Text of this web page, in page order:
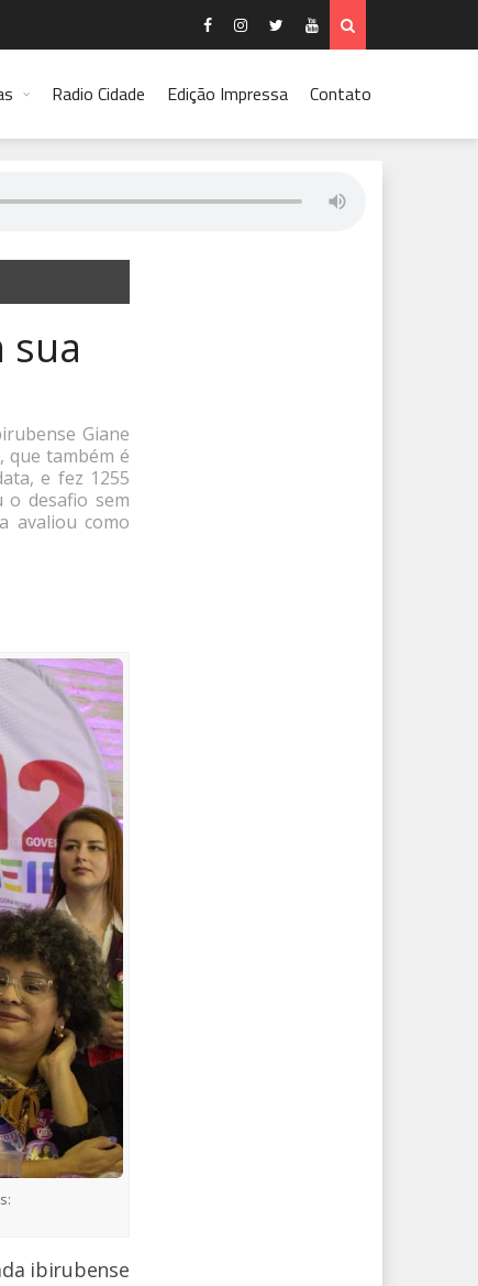
Radio Cidade Edição Impressa Contato
sua
Giane
que também é
e fez 1255
o desafio sem
avaliou como
ibirubense